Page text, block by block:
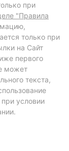
при
"Правила
только при
на Сайт
первого
может
текста,
условии